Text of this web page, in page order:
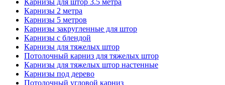
Карнизы 2 метра
Карнизы 5 метров
Карнизы закругленные для штор
Карнизы с блендой
Карнизы для тяжелых штор
Потолочный карниз для тяжелых штор
Карнизы для тяжелых штор настенные
Карнизы под дерево
Потолочный угловой карниз